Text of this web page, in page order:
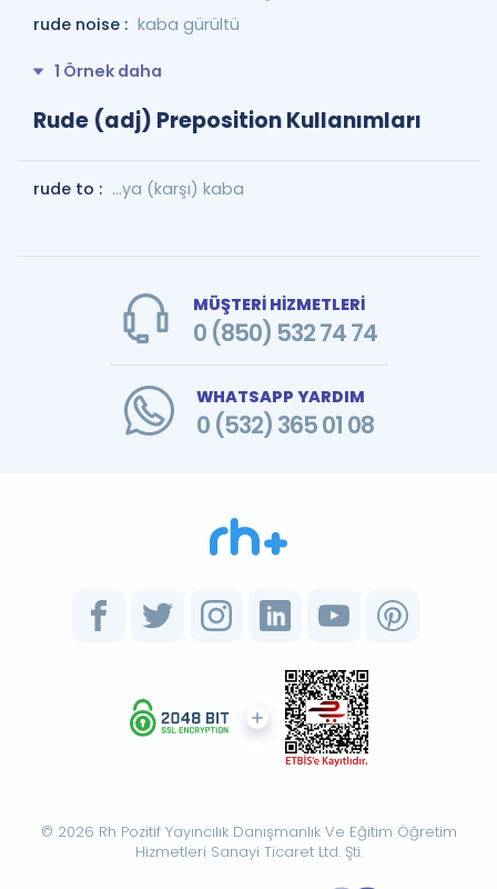
rude noise : kaba gürültü
1 Örnek daha
Rude (adj) Preposition Kullanımları
rude to : ...ya (karşı) kaba
MÜŞTERİ HİZMETLERİ
0 (850) 532 74 74
WHATSAPP YARDIM
0 (532) 365 01 08
© 2026 Rh Pozitif Yayıncılık Danışmanlık Ve Eğitim Öğretim
Hizmetleri Sanayi Ticaret Ltd. Şti.